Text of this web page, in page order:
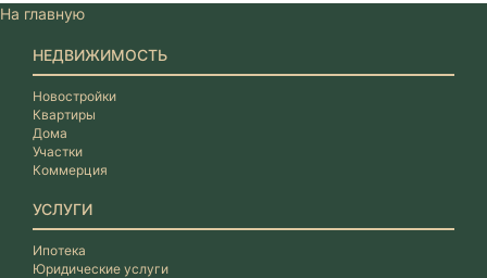
На главную
НЕДВИЖИМОСТЬ
Новостройки
Квартиры
Дома
Участки
Коммерция
УСЛУГИ
Ипотека
Юридические услуги